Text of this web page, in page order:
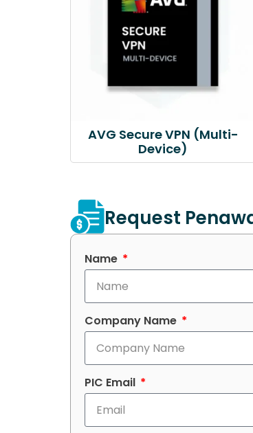
AVG Secure VPN (Multi-
Device)
Request
Name
Company Name
PIC Email